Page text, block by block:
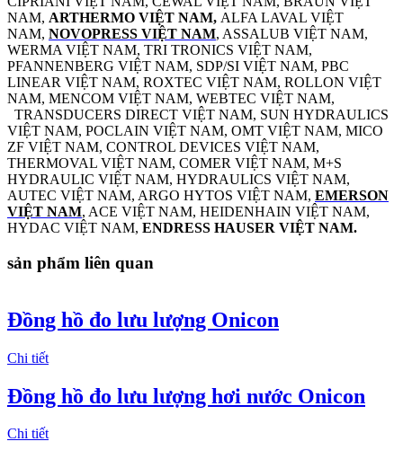
NAM, ARTHERMO VIỆT NAM, ALFA LAVAL VIỆT
NAM, NOVOPRESS VIỆT NAM, ASSALUB VIỆT NAM,
WERMA VIỆT NAM, TRI TRONICS VIỆT NAM,
PFANNENBERG VIỆT NAM, SDP/SI VIỆT NAM, PBC
LINEAR VIỆT NAM, ROXTEC VIỆT NAM, ROLLON VIỆT
NAM, MENCOM VIỆT NAM, WEBTEC VIỆT NAM,
TRANSDUCERS DIRECT VIỆT NAM, SUN HYDRAULICS
VIỆT NAM, POCLAIN VIỆT NAM, OMT VIỆT NAM, MICO
ZF VIỆT NAM, CONTROL DEVICES VIỆT NAM,
THERMOVAL VIỆT NAM, COMER VIỆT NAM, M+S
HYDRAULIC VIỆT NAM, HYDRAULICS VIỆT NAM,
AUTEC VIỆT NAM, ARGO HYTOS VIỆT NAM, EMERSON
VIỆT NAM, ACE VIỆT NAM, HEIDENHAIN VIỆT NAM,
HYDAC VIỆT NAM, ENDRESS HAUSER VIỆT NAM.
sản phẩm liên quan
Đồng hồ đo lưu lượng Onicon
Chi tiết
Đồng hồ đo lưu lượng hơi nước Onicon
Chi tiết